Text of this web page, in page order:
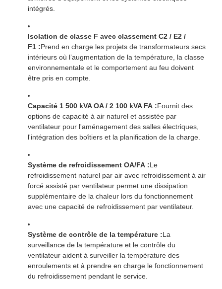
intégrés.
Isolation de classe F avec classement C2 / E2 /
F1 :Prend en charge les projets de transformateurs secs
intérieurs où l’augmentation de la température, la classe
environnementale et le comportement au feu doivent
être pris en compte.
Capacité 1 500 kVA OA / 2 100 kVA FA :Fournit des
options de capacité à air naturel et assistée par
ventilateur pour l'aménagement des salles électriques,
l'intégration des boîtiers et la planification de la charge.
Système de refroidissement OA/FA :Le
refroidissement naturel par air avec refroidissement à air
forcé assisté par ventilateur permet une dissipation
supplémentaire de la chaleur lors du fonctionnement
avec une capacité de refroidissement par ventilateur.
Système de contrôle de la température :La
surveillance de la température et le contrôle du
ventilateur aident à surveiller la température des
enroulements et à prendre en charge le fonctionnement
du refroidissement pendant le service.